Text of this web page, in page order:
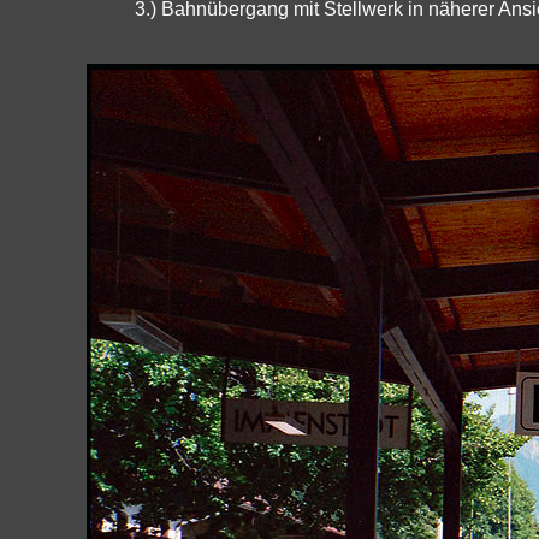
3.) Bahnübergang mit Stellwerk in näherer